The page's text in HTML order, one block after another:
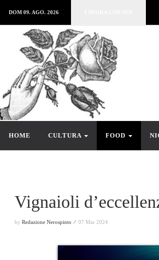
DOM 09. AGO. 2026
HOME CULTURA FOOD
Vignaioli
by Redazione Nerospinto ⁄ 07 Mar 2024